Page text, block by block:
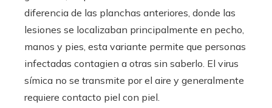
diferencia de las planchas anteriores, donde las
lesiones se localizaban principalmente en pecho,
manos y pies, esta variante permite que personas
infectadas contagien a otras sin saberlo. El virus
símica no se transmite por el aire y generalmente
requiere contacto piel con piel.